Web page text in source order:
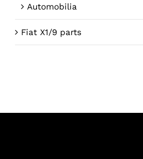
Automobilia
Fiat X1/9 parts